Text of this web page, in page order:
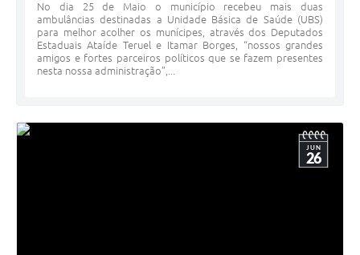
No dia 25 de Maio o município recebeu mais duas
ambulâncias destinadas a Unidade Básica de Saúde (UBS)
para melhor acolher os munícipes, através dos Deputados
Estaduais Ataíde Teruel e Itamar Borges, “nossos grandes
amigos e fortes parceiros políticos que se fazem presentes
nesta nossa administração”,...
JUN
26